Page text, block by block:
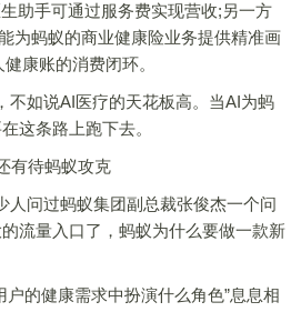
助手可通过服务费实现营收;另一方
为蚂蚁的商业健康险业务提供精准画
康账的消费闭环。
如说AI医疗的天花板高。当AI为蚂
这条路上跑下去。
待蚂蚁攻克
问过蚂蚁集团副总裁张俊杰一个问
流量入口了，蚂蚁为什么要做一款新
的健康需求中扮演什么角色”息息相